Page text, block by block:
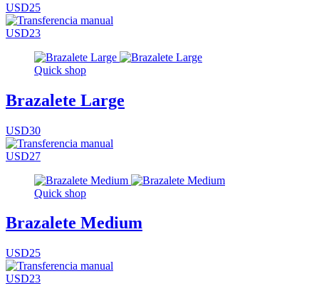
USD25
USD23
Quick shop
Brazalete Large
USD30
USD27
Quick shop
Brazalete Medium
USD25
USD23